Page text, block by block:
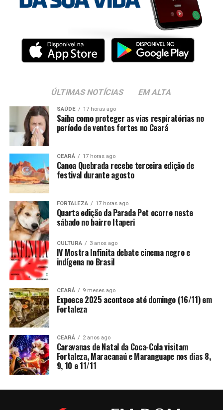
ÚLTIMAS NOTÍCIAS EM ALTA
SAÚDE 17 horas ago
Saiba como proteger as vias respiratórias no
período de ventos fortes no Ceará
CEARÁ 17 horas ago
Canoa Quebrada recebe terceira edição de
festival durante agosto
FORTALEZA 17 horas ago
Quarta edição da Parada Pet ocorre neste
sábado no bairro Itaperi
CULTURA 3 anos ago
IV Mostra Infinita debate cinema negro e
indígena no Brasil
CEARÁ 9 meses ago
Expoece 2025 acontece até domingo (16/11) em
Fortaleza
CEARÁ 2 anos ago
Caravanas de Natal da Coca-Cola visitam
Fortaleza, Maracanaú e Maranguape nos dias 8,
9, 10 e 11/11